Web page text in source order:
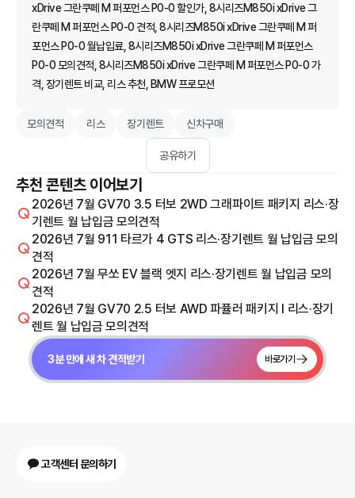
xDrive 그란쿠페 M 퍼포먼스 P0-0 할인가, 8시리즈M850i xDrive 그
란쿠페 M 퍼포먼스 P0-0 견적, 8시리즈M850i xDrive 그란쿠페 M 퍼
포먼스 P0-0 월납입료, 8시리즈M850i xDrive 그란쿠페 M 퍼포먼스
P0-0 모의견적, 8시리즈M850i xDrive 그란쿠페 M 퍼포먼스 P0-0 가
격, 장기렌트 비교, 리스 추천, BMW 프로모션
모의견적 리스 장기렌트 신차구매
공유하기
추천 콘텐츠 이어보기
2026년 7월 GV70 3.5 터보 2WD 그래파이트 패키지 리스·장
기렌트 월 납입금 모의견적
2026년 7월 911 타르가 4 GTS 리스·장기렌트 월 납입금 모의
견적
2026년 7월 무쏘 EV 블랙 엣지 리스·장기렌트 월 납입금 모의
견적
2026년 7월 GV70 2.5 터보 AWD 파퓰러 패키지 I 리스·장기
렌트 월 납입금 모의견적
3분 만에 새 차 견적받기 바로가기
고객센터 문의하기